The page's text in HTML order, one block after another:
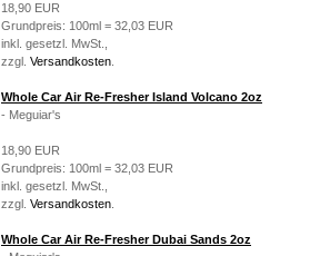
18,90 EUR
Grundpreis: 100ml = 32,03 EUR
inkl. gesetzl. MwSt.,
zzgl. Versandkosten
Whole Car Air Re-Fresher Island Volcano 2oz
- Meguiar's
18,90 EUR
Grundpreis: 100ml = 32,03 EUR
inkl. gesetzl. MwSt.,
zzgl. Versandkosten
Whole Car Air Re-Fresher Dubai Sands 2oz